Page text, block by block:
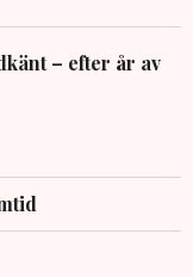
– efter år av